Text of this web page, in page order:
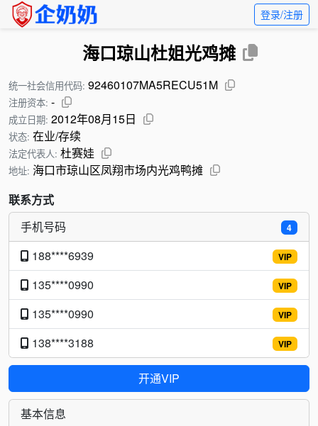
登录/注册
海口琼山杜姐光鸡摊
统一社会信用代码: 92460107MA5RECU51M
注册资本: -
成立日期: 2012年08月15日
状态: 在业/存续
法定代表人: 杜赛娃
地址: 海口市琼山区凤翔市场内光鸡鸭摊
联系方式
4
手机号码
VIP
188****6939
VIP
135****0990
VIP
135****0990
VIP
138****3188
开通VIP
基本信息